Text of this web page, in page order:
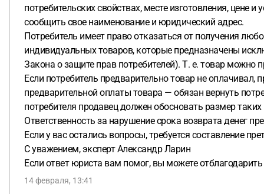
потребительских свойствах, месте изготовления, цене
сообщить свое наименование и юридический адрес.
Потребитель имеет право отказаться от получения
индивидуальных товаров, которые предназначены
Закона о защите прав потребителей). Т. е. товар можно
Если потребитель предварительно товар не
предварительной оплаты товара — обязан вернуть
потребителя продавец должен обосновать размер
Ответственность за нарушение срока возврата денег
Если у вас остались вопросы, требуется составление
С уважением, эксперт Александр Ларин
Если ответ юриста вам помог, вы можете отблагодарить
14 февраля, 13:41